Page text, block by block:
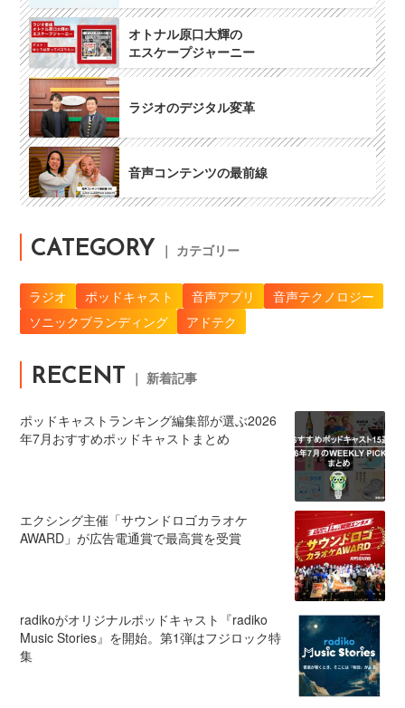
オトナル原口大輝の
エスケープジャーニー
ラジオのデジタル変革
音声コンテンツの最前線
CATEGORY ｜ カテゴリー
ラジオ ポッドキャスト 音声アプリ
音声テクノロジー
ソニックブランディング
アドテク
RECENT ｜ 新着記事
ポッドキャストランキング編集部が選ぶ2026
年7月おすすめポッドキャストまとめ
エクシング主催「サウンドロゴカラオケ
AWARD」が広告電通賞で最高賞を受賞
radikoがオリジナルポッドキャスト『radiko
Music Stories』を開始。第1弾はフジロック特
集